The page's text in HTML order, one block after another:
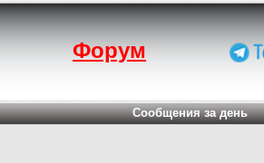
Форум
Сообщения за день